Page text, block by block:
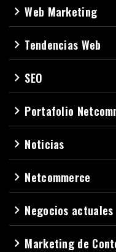
navigate_nextWeb Marketing
navigate_next Tendencias Web
navigate_next SEO
navigate_next Portafolio
navigate_next Noticias
navigate_next Netcommerce
navigate_next Negocios actuales
navigate_next Marketing de